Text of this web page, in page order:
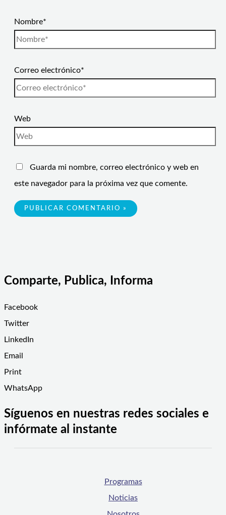
Nombre*
Correo electrónico*
Web
Guarda mi nombre, correo electrónico y web en
este navegador para la próxima vez que comente.
Comparte, Publica, Informa
Facebook
Twitter
LinkedIn
Email
Print
WhatsApp
Síguenos en nuestras redes sociales e
infórmate al instante
Programas
Noticias